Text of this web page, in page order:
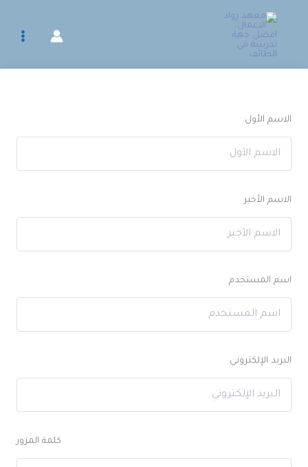
المحتوى
الاسم الأول
الاسم الأخير
اسم المستخدم
البريد الإلكتروني
كلمة المرور